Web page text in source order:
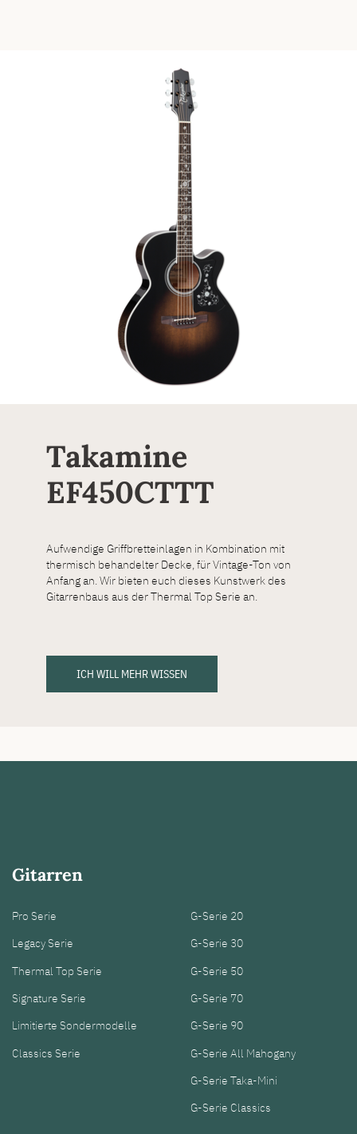
Takamine
EF450CTTT
Aufwendige Griffbretteinlagen in Kombination mit
thermisch behandelter Decke, für Vintage-Ton von
Anfang an. Wir bieten euch dieses Kunstwerk des
Gitarrenbaus aus der Thermal Top Serie an.
ICH WILL MEHR WISSEN
Gitarren
Pro Serie
Legacy Serie
Thermal Top Serie
Signature Serie
Limitierte Sondermodelle
Classics Serie
G-Serie 20
G-Serie 30
G-Serie 50
G-Serie 70
G-Serie 90
G-Serie All Mahogany
G-Serie Taka-Mini
G-Serie Classics